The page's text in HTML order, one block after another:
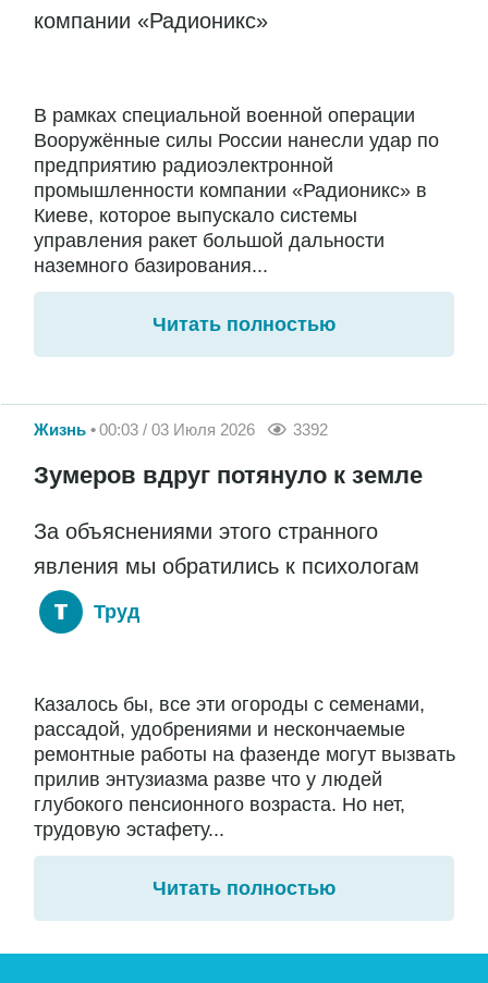
компании «Радионикс»
В рамках специальной военной операции
Вооружённые силы России нанесли удар по
предприятию радиоэлектронной
промышленности компании «Радионикс» в
Киеве, которое выпускало системы
управления ракет большой дальности
наземного базирования...
Читать полностью
Жизнь 00:03 / 03 Июля 2026 3392
Зумеров вдруг потянуло к земле
За объяснениями этого странного
явления мы обратились к психологам
Труд
Казалось бы, все эти огороды с семенами,
рассадой, удобрениями и нескончаемые
ремонтные работы на фазенде могут вызвать
прилив энтузиазма разве что у людей
глубокого пенсионного возраста. Но нет,
трудовую эстафету...
Читать полностью